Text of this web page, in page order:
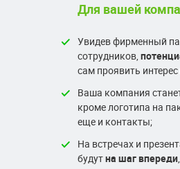
Для вашей
Увидев фирменный
сотрудников,
сам проявить
Ваша компания
кроме логотипа на
еще и контакты;
На встречах и
будутна шаг впереди